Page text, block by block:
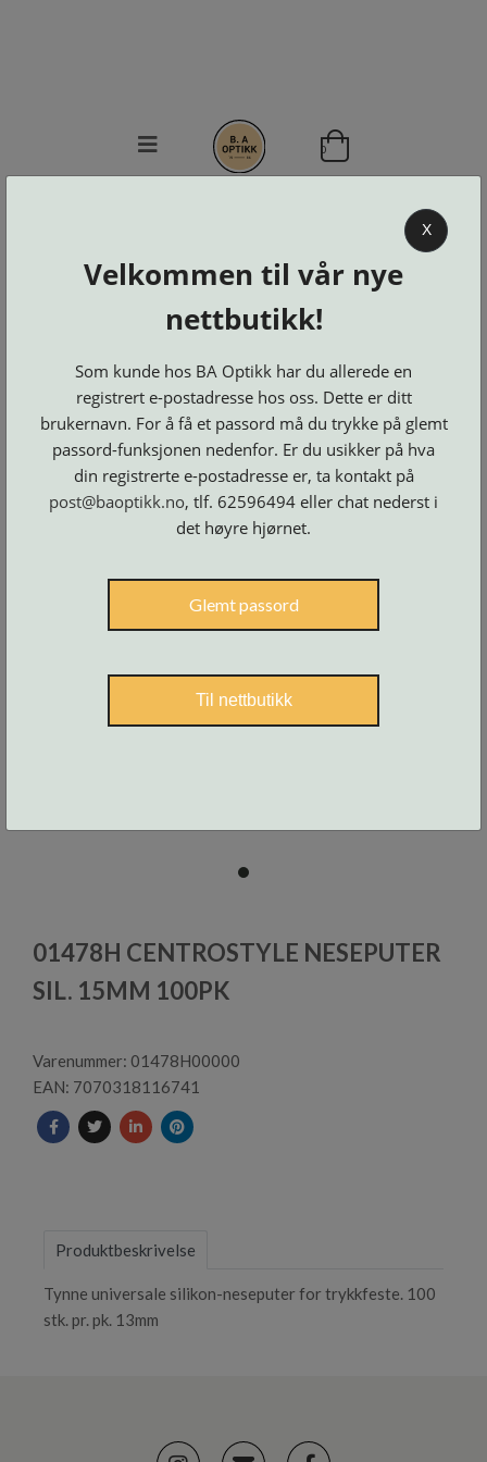
KONTAKT
BESTILL
LOGG INN
0
Brillerens
Brillesnorer
on
og
Suncover
Etuier
Innfatninger
Lesebriller
Luper
ogMaskiner
Microkluter
og
Skruer
Solbriller
Verktøy
og
tilbehør
item
of
1
01478H CENTROSTYLE NESEPUTER
SIL. 15MM 100PK
Varenummer: 01478H00000
EAN: 7070318116741
Produktbeskrivelse
Tynne universale silikon-neseputer for trykkfeste. 100
stk. pr. pk. 13mm
X
Velkommen til vår nye
nettbutikk!
Som kunde hos BA Optikk har du allerede en
registrert e-postadresse hos oss. Dette er ditt
brukernavn. For å få et passord må du trykke på glemt
passord-funksjonen nedenfor. Er du usikker på hva
din registrerte e-postadresse er, ta kontakt på
post@baoptikk.no, tlf. 62596494 eller chat nederst i
det høyre hjørnet.
Glemt passord
Til nettbutikk